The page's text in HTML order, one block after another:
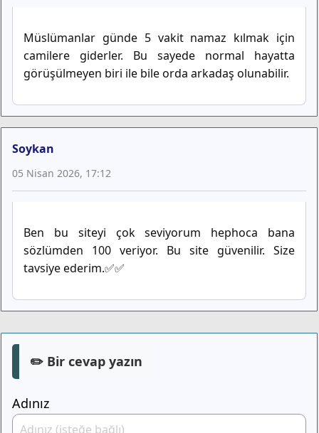
Müslümanlar günde 5 vakit namaz kılmak için
camilere giderler. Bu sayede normal hayatta
görüşülmeyen biri ile bile orda arkadaş olunabilir.
Soykan
05 Nisan 2026, 17:12
Ben bu siteyi çok seviyorum hephoca bana
sözlümden 100 veriyor. Bu site güvenilir. Size
tavsiye ederim.✅✅
✏️ Bir cevap yazın
Adınız